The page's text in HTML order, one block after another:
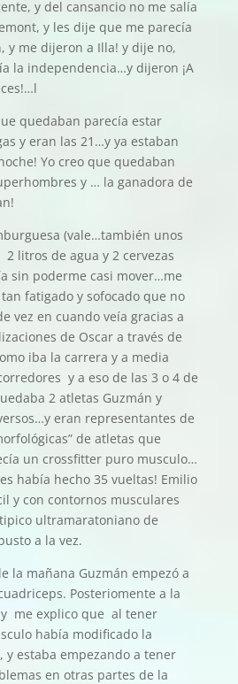
y del cansancio no me salía
y les dije que me parecía
y me dijeron a Illa! y dije no,
la independencia…y dijeron ¡A
quedaban parecía estar
y eran las 21…y ya estaban
Yo creo que quedaban
y … la ganadora de
(vale…también unos
litros de agua y 2 cervezas
sin poderme casi mover…me
fatigado y sofocado que no
vez en cuando veía gracias a
de Oscar a través de
iba la carrera y a media
y a eso de las 3 o 4 de
2 atletas Guzmán y
eran representantes de
de atletas que
un crossfitter puro musculo…
había hecho 35 vueltas! Emilio
y con contornos musculares
ultramaratoniano de
a la vez.
la mañana Guzmán empezó a
Posteriomente a la
me explico que al tener
había modificado la
y estaba empezando a tener
en otras partes de la